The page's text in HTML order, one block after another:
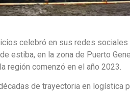
celebró en sus redes sociales
estiba, en la zona de Puerto
región comenzó en el año 2023.
de trayectoria en logística